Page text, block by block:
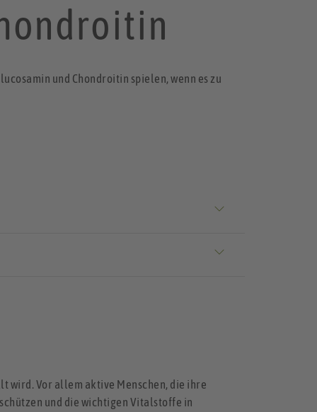
und Chondroitin spielen, wenn es zu
wird. Vor allem aktive Menschen, die ihre
und die wichtigen Vitalstoffe in